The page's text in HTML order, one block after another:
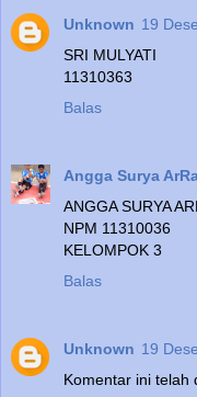
Unknown 19
SRI MULYATI
11310363
Balas
Angga Surya
ANGGA SURYA
NPM 11310036
KELOMPOK 3
Balas
Unknown 19
Komentar ini telah